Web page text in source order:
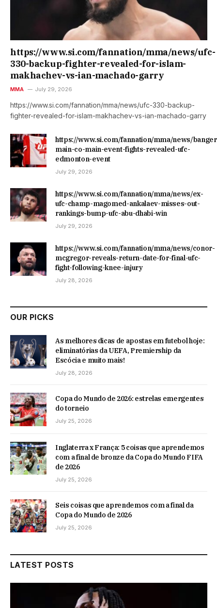
https://www.si.com/fannation/mma/news/ufc-
330-backup-fighter-revealed-for-islam-
makhachev-vs-ian-machado-garry
MMA July 29, 2026
https://www.si.com/fannation/mma/news/ufc-330-backup-
fighter-revealed-for-islam-makhachev-vs-ian-machado-garry
https://www.si.com/fannation/mma/news/
main-co-main-event-fights-revealed-ufc-
edmonton-event
July 29, 2026
https://www.si.com/fannation/mma/news/ex-
ufc-champ-magomed-ankalaev-misses-out-
rankings-bump-ufc-abu-dhabi-win
July 29, 2026
https://www.si.com/fannation/mma/news/conor-
mcgregor-reveals-return-date-for-final-ufc-
fight-following-knee-injury
July 28, 2026
OUR PICKS
As melhores dicas de apostas em futebol hoje:
eliminatórias da UEFA, Premiership da
Escócia e muito mais!
July 28, 2026
Copa do Mundo de 2026: estrelas emergentes
do torneio
July 25, 2026
Inglaterra x França: 5 coisas que aprendemos
com a final de bronze da Copa do Mundo FIFA
de 2026
July 25, 2026
Seis coisas que aprendemos com a final da
Copa do Mundo de 2026
July 25, 2026
LATEST POSTS